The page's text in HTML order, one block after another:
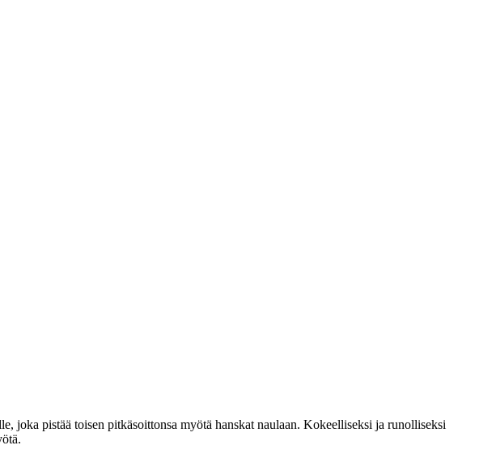
joka pistää toisen pitkäsoittonsa myötä hanskat naulaan. Kokeelliseksi ja runolliseksi